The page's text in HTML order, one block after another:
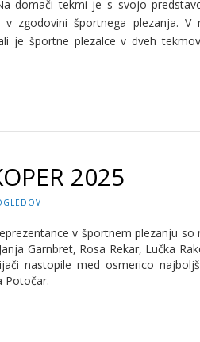
domači tekmi je s svojo
zgodovini športnega plezanja. V
je športne plezalce v dveh
2025
v športnem plezanju
Garnbret, Rosa Rekar, Lučka
nastopile med osmerico
Potočar.